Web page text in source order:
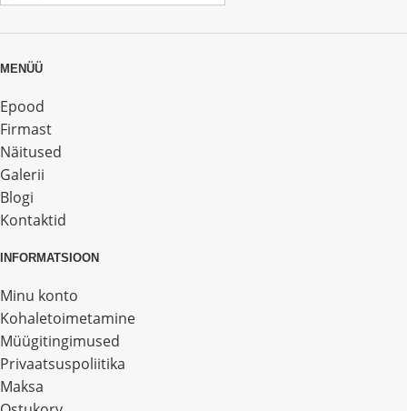
MENÜÜ
Epood
Firmast
Näitused
Galerii
Blogi
Kontaktid
INFORMATSIOON
Minu konto
Kohaletoimetamine
Müügitingimused
Privaatsuspoliitika
Maksa